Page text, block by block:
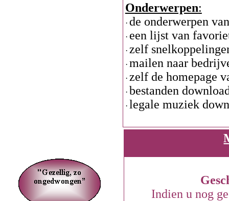
Onderwerpen:
· de onderwerpen
· een lijst van
· zelf
· mailen naar
· zelf de homepage
· bestanden
· legale muziek
Indien u nog